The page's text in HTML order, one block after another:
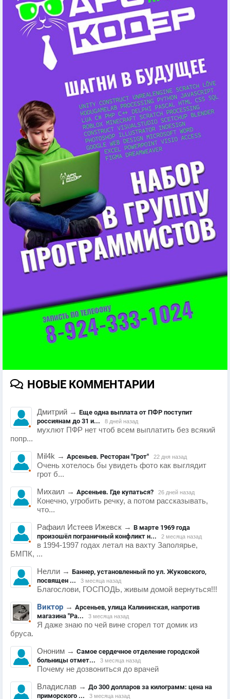
НОВЫЕ КОММЕНТАРИИ
Дмитрий → Еще одна выплата от ПФР поступит
россиянам до 31 и...
8 дней назад
мухлют ПФР нет чтоб всем выплатить без всякий
попр...
Mil4k → Арсеньев. Ресторан "Грот" 22 дня назад
Очень хотелось бы увидеть фото как выглядит
грот б...
Михаил → Арсеньев. Где купаться? 26 дней назад
Конечно, угробить речку, а потом рассказывать,
что...
Рафаил Истеев Ижевск → В марте 1969 года
произошёл пограничный конфликт н...
2 месяца назад
в 1994-1997 годах летал на вахту Заполярье,
БМПК, ...
Нелли → Баннер, установленный по ул. Жуковского,
посвящен ...
3 месяца назад
Благослови, ГОСПОДЬ, живым домой вернуться!!!
Виктор → Арсеньев, улица Калининская, напротив
магазина "Ра...
3 месяца назад
Я даже знаю по чей вине сгорел тот домик из
бруса.
Ононим → Самое сердечное отделение городской
больницы отмет...
3 месяца назад
Почему не дозвониться до врачей
Владислав → До 300 долларов за килограмм: цена на
приморского ...
3 месяца назад